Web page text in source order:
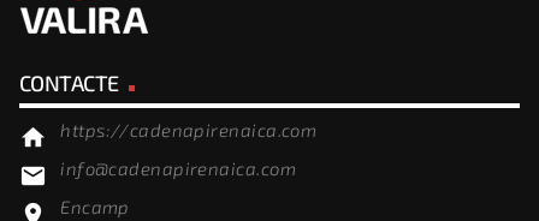
CONTACTE
home https://cadenapirenaica.com
email info@cadenapirenaica.com
location_on Encamp